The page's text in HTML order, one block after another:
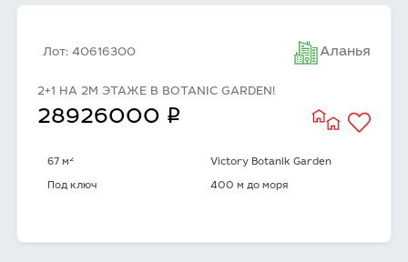
Лот: 40616300 Аланья
2+1 НА 2М ЭТАЖЕ В BOTANIC GARDEN!
28926000 q
67 м2 Victory Botanik Garden
Под ключ 400 м до моря